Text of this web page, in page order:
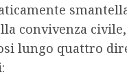
convivenza civile,
lungo quattro